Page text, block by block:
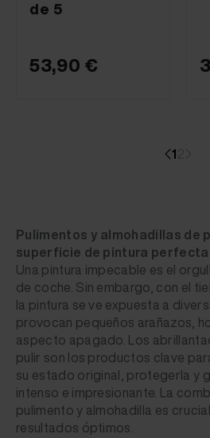
de 5
53,90 €
1
Pulimentos y almohadillas de
superficie de pintura perfecta
Una pintura impecable es el
de coche. Sin embargo, con el
la pintura se ve expuesta a
provocan pequeños arañazos,
aspecto apagado. Los
pulir son los productos clave
su estado original, protegerla y
intenso e impresionante. La
pulimento y almohadilla es
resultados óptimos.